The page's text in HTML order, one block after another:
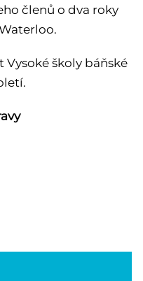
členů o dva roky
Vysoké školy báňské